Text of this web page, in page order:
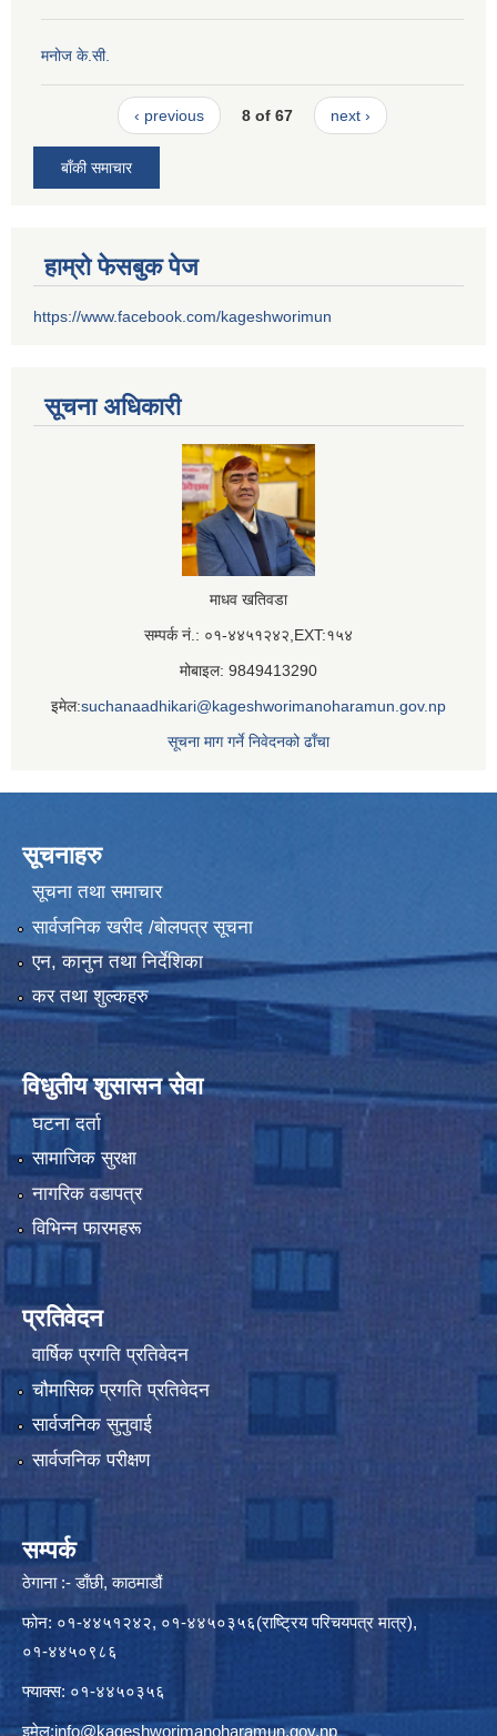
मनोज के.सी.
‹ previous 8 of 67 next ›
बाँकी समाचार
हाम्रो फेसबुक पेज
https://www.facebook.com/kageshworimun
सूचना अधिकारी
माधव खतिवडा
सम्पर्क नं.: ०१-४४५१२४२,EXT:१५४
मोबाइल: 9849413290
इमेल:suchanaadhikari@kageshworimanoharamun.gov.np
सूचना माग गर्ने निवेदनको ढाँचा
सूचनाहरु
सूचना तथा समाचार
सार्वजनिक खरीद /बोलपत्र सूचना
एन, कानुन तथा निर्देशिका
कर तथा शुल्कहरु
विधुतीय शुसासन सेवा
घटना दर्ता
सामाजिक सुरक्षा
नागरिक वडापत्र
विभिन्न फारमहरू
प्रतिवेदन
वार्षिक प्रगति प्रतिवेदन
चौमासिक प्रगति प्रतिवेदन
सार्वजनिक सुनुवाई
सार्वजनिक परीक्षण
सम्पर्क
ठेगाना :- डाँछी, काठमाडौं
फोन: ०१-४४५१२४२, ०१-४४५०३५६(राष्ट्रिय परिचयपत्र मात्र),
०१-४४५०९८६
फ्याक्स: ०१-४४५०३५६
इमेल:info@kageshworimanoharamun.gov.np